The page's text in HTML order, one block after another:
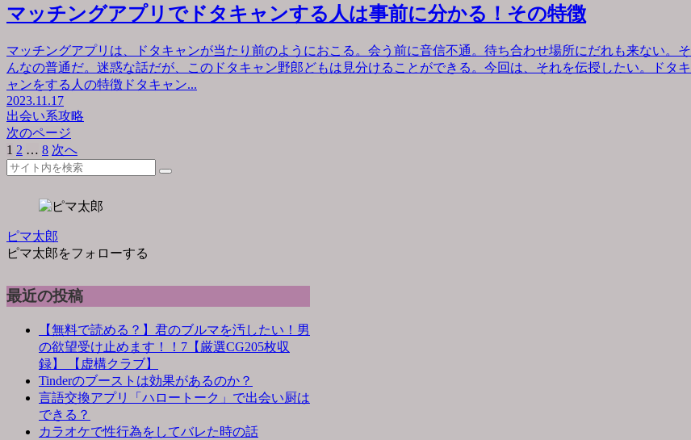
マッチングアプリでドタキャンする人は事前に分かる！その特徴
マッチングアプリは、ドタキャンが当たり前のようにおこる。会う前に音信不通。待ち合わせ場所にだれも来ない。そ
んなの普通だ。迷惑な話だが、このドタキャン野郎どもは見分けることができる。今回は、それを伝授したい。ドタキ
ャンをする人の特徴ドタキャン...
2023.11.17
出会い系攻略
次のページ
1 2 … 8 次へ
ピマ太郎
ピマ太郎をフォローする
最近の投稿
【無料で読める？】君のブルマを汚したい！男
の欲望受け止めます！！7【厳選CG205枚収
録】 【虚構クラブ】
Tinderのブーストは効果があるのか？
言語交換アプリ「ハロートーク」で出会い厨は
できる？
カラオケで性行為をしてバレた時の話